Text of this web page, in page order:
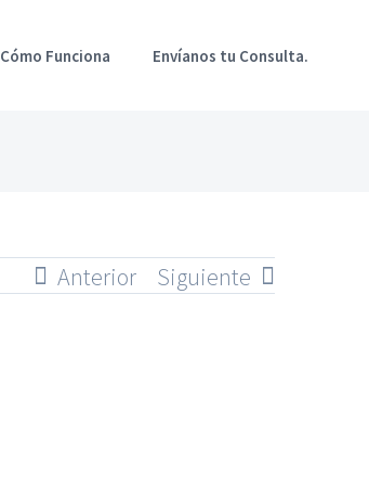
Cómo Funciona Envíanos tu Consulta.
Anterior Siguiente